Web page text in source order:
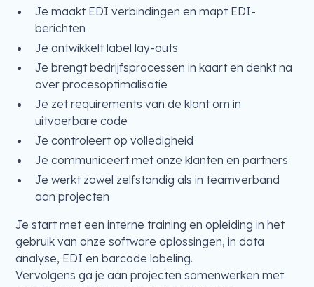
Je maakt EDI verbindingen en mapt EDI-
berichten
Je ontwikkelt label lay-outs
Je brengt bedrijfsprocessen in kaart en denkt na
over procesoptimalisatie
Je zet requirements van de klant om in
uitvoerbare code
Je controleert op volledigheid
Je communiceert met onze klanten en partners
Je werkt zowel zelfstandig als in teamverband
aan projecten
Je start met een interne training en opleiding in het
gebruik van onze software oplossingen, in data
analyse, EDI en barcode labeling.
Vervolgens ga je aan projecten samenwerken met